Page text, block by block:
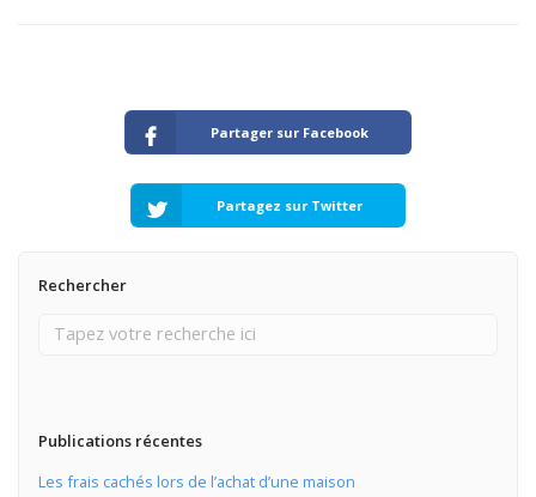
Partager sur Facebook
Partagez sur Twitter
Rechercher
Publications récentes
Les frais cachés lors de l’achat d’une maison